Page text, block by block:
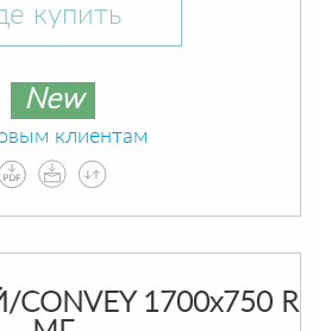
купить
New
клиентам
1700х750 R